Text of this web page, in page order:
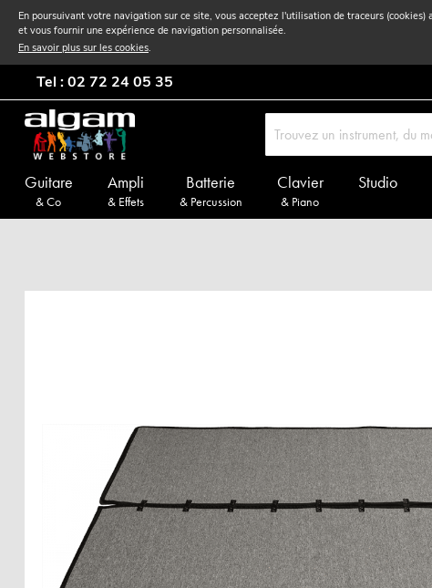
En poursuivant votre navigation sur ce site, vous acceptez l'utilisation de traceurs
et vous fournir une expérience de navigation personnalisée.
En savoir plus sur les cookies.
Tel : 02 72 24 05 35
Guitare
& Co
Ampli
& Effets
Batterie
& Percussion
Clavier
& Piano
Studio